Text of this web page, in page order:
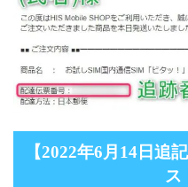
【2022年6月14日追
ス